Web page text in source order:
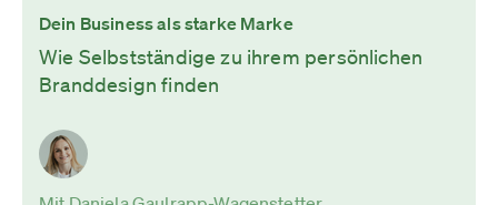
Dein Business als starke Marke
Wie Selbstständige zu ihrem persönlichen
Branddesign finden